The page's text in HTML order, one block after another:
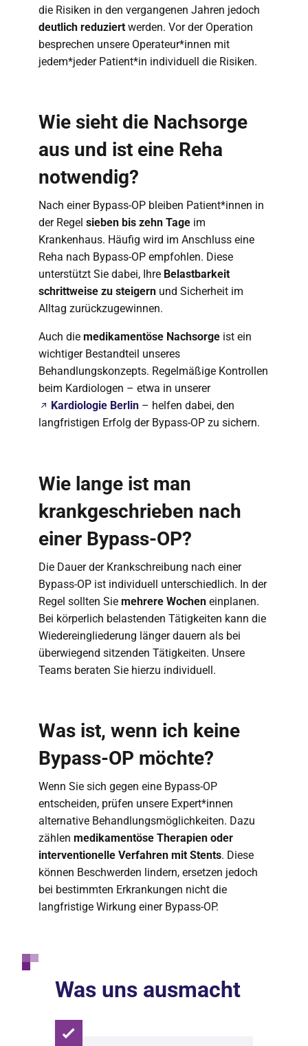
die Risiken in den vergangenen Jahren jedoch
deutlich reduziert werden. Vor der Operation
besprechen unsere Operateur*innen mit
jedem*jeder Patient*in individuell die Risiken.
Wie sieht die Nachsorge
aus und ist eine Reha
notwendig?
Nach einer Bypass-OP bleiben Patient*innen in
der Regel sieben bis zehn Tage im
Krankenhaus. Häufig wird im Anschluss eine
Reha nach Bypass-OP empfohlen. Diese
unterstützt Sie dabei, Ihre Belastbarkeit
schrittweise zu steigern und Sicherheit im
Alltag zurückzugewinnen.
Auch die medikamentöse Nachsorge ist ein
wichtiger Bestandteil unseres
Behandlungskonzepts. Regelmäßige Kontrollen
beim Kardiologen – etwa in unserer
Kardiologie Berlin – helfen dabei, den
langfristigen Erfolg der Bypass-OP zu sichern.
Wie lange ist man
krankgeschrieben nach
einer Bypass-OP?
Die Dauer der Krankschreibung nach einer
Bypass-OP ist individuell unterschiedlich. In der
Regel sollten Sie mehrere Wochen einplanen.
Bei körperlich belastenden Tätigkeiten kann die
Wiedereingliederung länger dauern als bei
überwiegend sitzenden Tätigkeiten. Unsere
Teams beraten Sie hierzu individuell.
Was ist, wenn ich keine
Bypass-OP möchte?
Wenn Sie sich gegen eine Bypass-OP
entscheiden, prüfen unsere Expert*innen
alternative Behandlungsmöglichkeiten. Dazu
zählen medikamentöse Therapien oder
interventionelle Verfahren mit Stents. Diese
können Beschwerden lindern, ersetzen jedoch
bei bestimmten Erkrankungen nicht die
langfristige Wirkung einer Bypass-OP.
Was uns ausmacht